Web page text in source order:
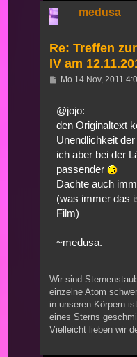
medusa
Re: Treffen
IV am
Beitrag
Mo 14 Nov, 2011
@jojo:
den Originaltext
Unendlichkeit
ich aber bei der
passender
Dachte auch
(was immer das
Film)
~medusa.
Wir sind
einzelne Atom
in unseren Körpern
eines Sterns
Vielleicht lieben wir